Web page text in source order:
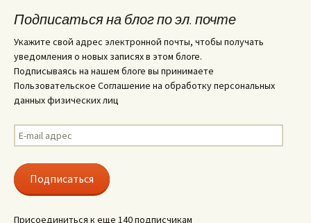
Подписаться на блог по эл. почте
Укажите свой адрес электронной почты, чтобы получать
уведомления о новых записях в этом блоге.
Подписываясь на нашем блоге вы принимаете
Пользовательское Соглашение на обработку персональных
данных физических лиц
E-
mail
Подписаться
Присоединиться к еще 140 подписчикам